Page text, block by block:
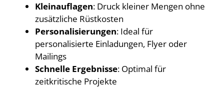
Kleinauflagen: Druck kleiner Mengen ohne
zusätzliche Rüstkosten
Personalisierungen: Ideal für
personalisierte Einladungen, Flyer oder
Mailings
Schnelle Ergebnisse: Optimal für
zeitkritische Projekte